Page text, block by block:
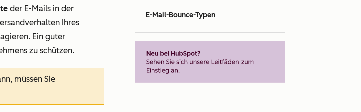
der E-Mails in der
Ihres
Ein guter
zu schützen.
müssen Sie
E-Mail-Bounce-Typen